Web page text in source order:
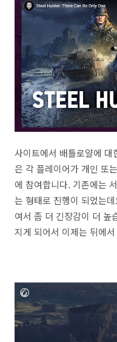
사이트에서 배틀로얄에
은 각 플레이어가 개인 또
에 참여합니다. 기존에는
는 형태로 진행이 되었는
여서 좀 더 긴장감이 더 높
지게 되어서 이제는 뒤에